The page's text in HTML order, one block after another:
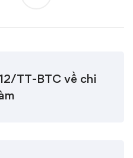
TT-BTC về chi